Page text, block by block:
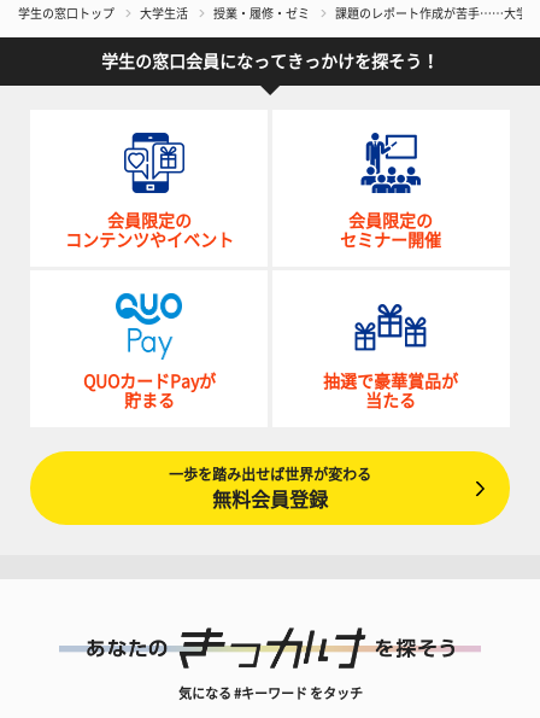
学生の窓口トップ 大学生活 授業・履修・ゼミ 課題のレポート作成が苦手……大学
学生の窓口会員になってきっかけを探そう！
会員限定の
コンテンツやイベント
会員限定の
セミナー開催
QUOカードPayが
貯まる
抽選で豪華賞品が
当たる
一歩を踏み出せば世界が変わる
無料会員登録
気になる #キーワード をタッチ